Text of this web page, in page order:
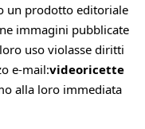
un prodotto editoriale
immagini pubblicate
uso violasse diritti
e-mail:videoricette
alla loro immediata